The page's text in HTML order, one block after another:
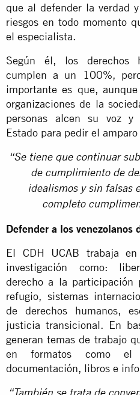
que al defender la verdad
riesgos en todo momento
el especialista.
Según él, los derechos
cumplen a un 100%,
importante es que,
organizaciones de la
personas alcen su voz y
Estado para pedir el
“Se tiene que continuar
de cumplimiento de
idealismos y sin falsas
completo
Defender a los venezolanos
El CDH UCAB trabaja
investigación como:
derecho a la participación
refugio, sistemas
de derechos humanos,
justicia transicional. En
generan temas de trabajo
en formatos como
documentación, libros e